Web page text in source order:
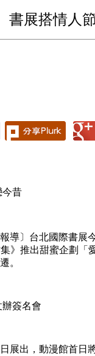
書展搭情人
今昔
導〕台北國際書
》推出甜蜜企劃
。
簽名會
展出，動漫館首日